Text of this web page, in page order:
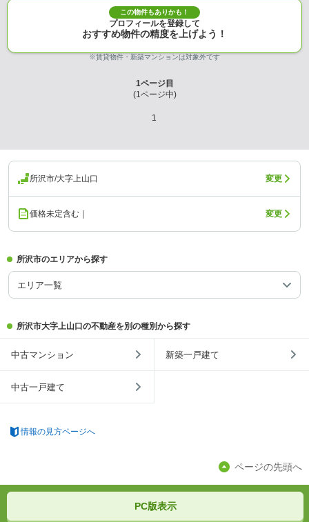
この物件もありかも！
プロフィールを登録して
おすすめ物件の精度を上げよう！
※賃貸物件・新築マンションは対象外です
1ページ目
(1ページ中)
1
所沢市/大字上山口 変更
価格未定含む｜ 変更
所沢市のエリアから探す
エリア一覧
所沢市大字上山口の不動産を別の種別から探す
中古マンション 新築一戸建て
中古一戸建て
情報の見方ページへ
ページの先頭へ
PC版表示